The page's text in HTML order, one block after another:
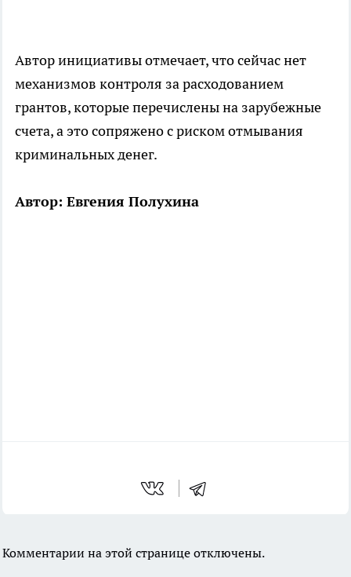
Автор инициативы отмечает, что сейчас нет
механизмов контроля за расходованием
грантов, которые перечислены на зарубежные
счета, а это сопряжено с риском отмывания
криминальных денег.
Автор: Евгения Полухина
Комментарии на этой странице отключены.